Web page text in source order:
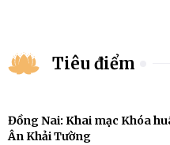
Tiêu điểm
Đồng Nai: Khai mạc Khóa
Ân Khải Tường